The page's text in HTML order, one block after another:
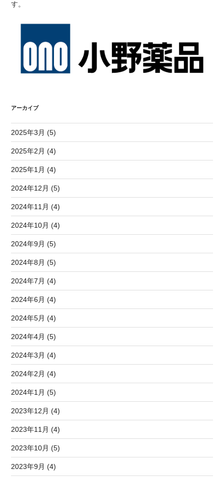
す。
アーカイブ
2025年3月 (5)
2025年2月 (4)
2025年1月 (4)
2024年12月 (5)
2024年11月 (4)
2024年10月 (4)
2024年9月 (5)
2024年8月 (5)
2024年7月 (4)
2024年6月 (4)
2024年5月 (4)
2024年4月 (5)
2024年3月 (4)
2024年2月 (4)
2024年1月 (5)
2023年12月 (4)
2023年11月 (4)
2023年10月 (5)
2023年9月 (4)